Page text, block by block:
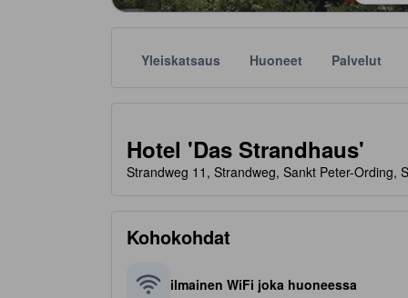
Yleiskatsaus Huoneet Palvelut
Hotel 'Das Strandhaus'
Strandweg 11, Strandweg, Sankt Peter-Ording,
Kohokohdat
ilmainen WiFi joka huoneessa